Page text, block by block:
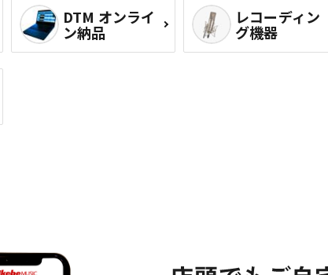
DTM オンライ
ン納品
レコーディン
グ機器